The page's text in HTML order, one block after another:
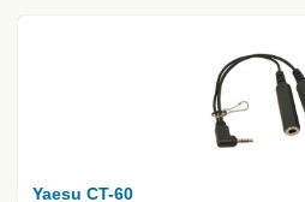
Yaesu CT-60